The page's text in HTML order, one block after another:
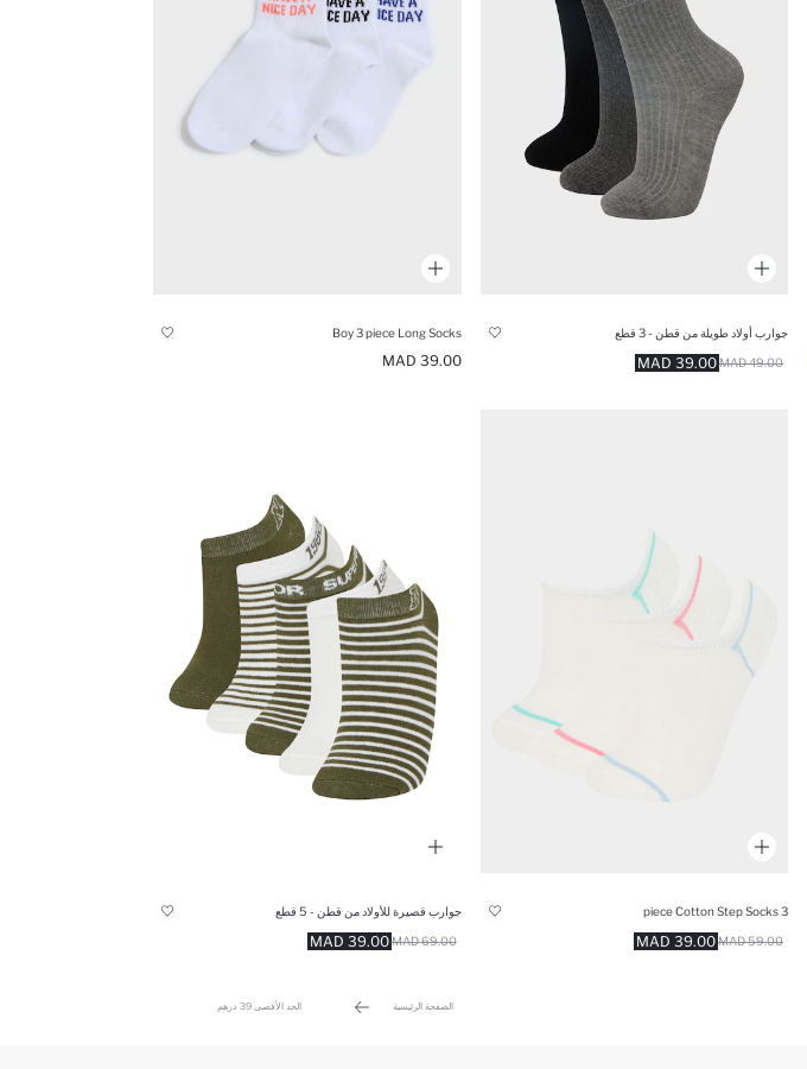
جوارب أولاد طويلة من قطن - 3 قطع
39.00 MAD 49.00 MAD
Boy 3 piece Long Socks
39.00 MAD
3 piece Cotton Step Socks
39.00 MAD 59.00 MAD
جوارب قصيرة للأولاد من قطن - 5 قطع
39.00 MAD 69.00 MAD
الصفحة الرئيسية الحد الأقصى 39 درهم